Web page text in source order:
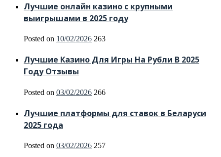
Лучшие онлайн казино с крупными
выигрышами в 2025 году
Posted on 10/02/2026 263
Лучшие Казино Для Игры На Рубли В 2025
Году Отзывы
Posted on 03/02/2026 266
Лучшие платформы для ставок в Беларуси
2025 года
Posted on 03/02/2026 257